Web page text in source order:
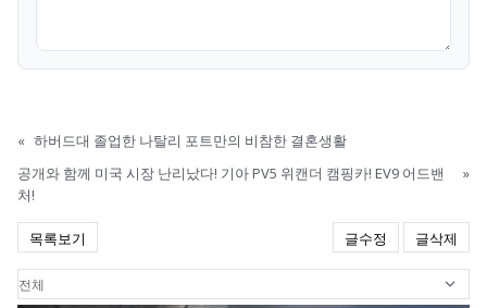
« 하버드대 졸업한 나탈리 포트만의 비참한 결혼생활
공개와 함께 미국 시장 난리났다! 기아 PV5 위캔더 캠핑카! EV9 어드밴
처!
»
목록보기 글수정 글삭제